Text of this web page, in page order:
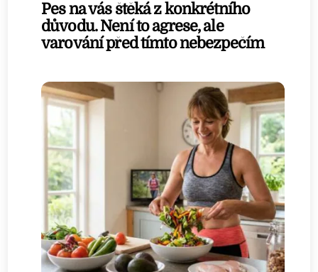
Pes na vás štěká z konkrétního
důvodu. Není to agrese, ale
varování před tímto nebezpečím